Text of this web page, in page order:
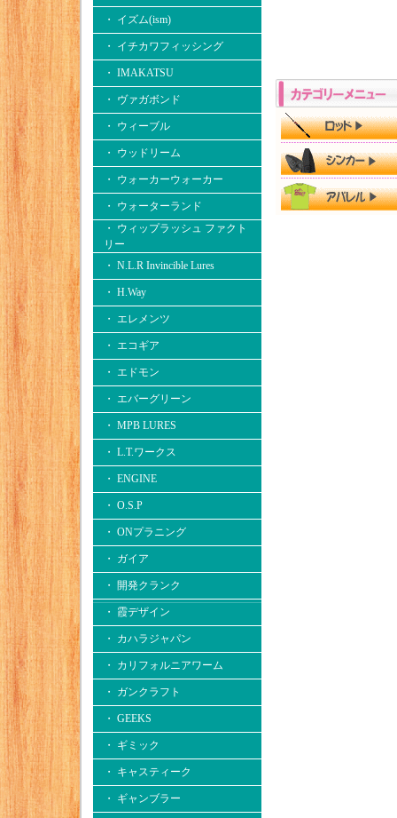
・ イズム(ism)
・ イチカワフィッシング
・ IMAKATSU
・ ヴァガボンド
・ ウィーブル
・ ウッドリーム
・ ウォーカーウォーカー
・ ウォーターランド
・ ウィップラッシュ ファクト
リー
・ N.L.R Invincible Lures
・ H.Way
・ エレメンツ
・ エコギア
・ エドモン
・ エバーグリーン
・ MPB LURES
・ L.T.ワークス
・ ENGINE
・ O.S.P
・ ONプラニング
・ ガイア
・ 開発クランク
・ 霞デザイン
・ カハラジャパン
・ カリフォルニアワーム
・ ガンクラフト
・ GEEKS
・ ギミック
・ キャスティーク
・ ギャンブラー